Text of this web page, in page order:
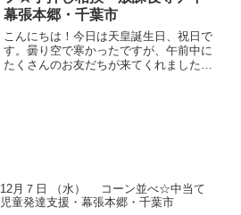
幕張本郷・千葉市
こんにちは！今日は天皇誕生日、祝日で
す。曇り空で寒かったですが、午前中に
たくさんのお友だちが来てくれました
12月７日 （水） コーン並べ☆中当て
児童発達支援・幕張本郷・千葉市